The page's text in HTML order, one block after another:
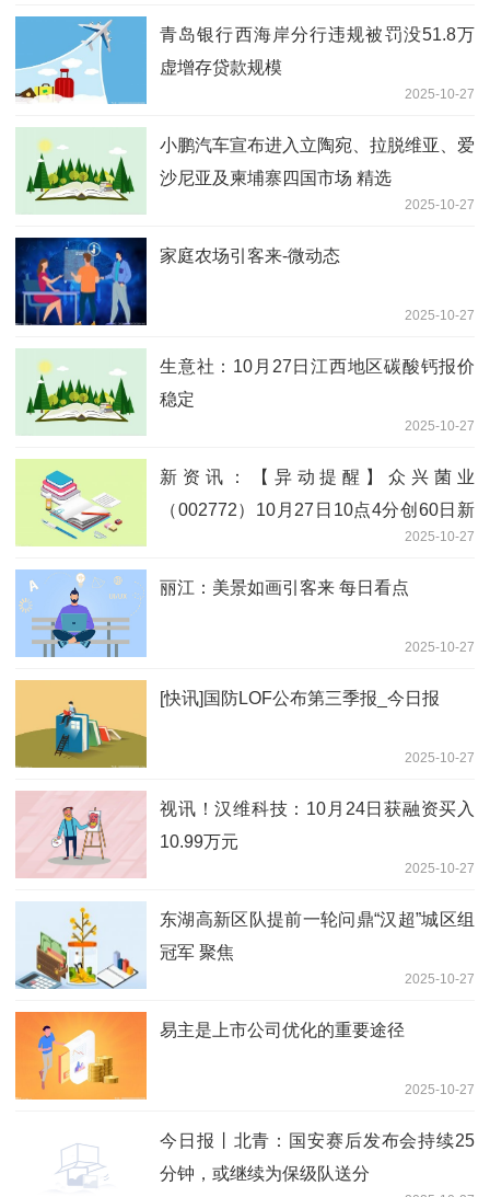
青岛银行西海岸分行违规被罚没51.8万
虚增存贷款规模
2025-10-27
小鹏汽车宣布进入立陶宛、拉脱维亚、爱
沙尼亚及柬埔寨四国市场 精选
2025-10-27
家庭农场引客来-微动态
2025-10-27
生意社：10月27日江西地区碳酸钙报价
稳定
2025-10-27
新资讯：【异动提醒】众兴菌业
（002772）10月27日10点4分创60日新
2025-10-27
丽江：美景如画引客来 每日看点
2025-10-27
[快讯]国防LOF公布第三季报_今日报
2025-10-27
视讯！汉维科技：10月24日获融资买入
10.99万元
2025-10-27
东湖高新区队提前一轮问鼎“汉超”城区组
冠军 聚焦
2025-10-27
易主是上市公司优化的重要途径
2025-10-27
今日报丨北青：国安赛后发布会持续25
分钟，或继续为保级队送分